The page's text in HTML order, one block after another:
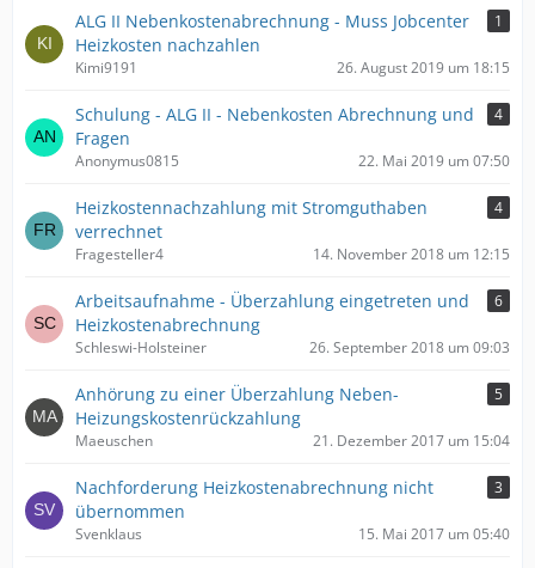
ALG II Nebenkostenabrechnung - Muss Jobcenter
Heizkosten nachzahlen
1
Kimi9191 26. August 2019 um 18:15
Schulung - ALG II - Nebenkosten Abrechnung und
Fragen
4
Anonymus0815 22. Mai 2019 um 07:50
Heizkostennachzahlung mit Stromguthaben
verrechnet
4
Fragesteller4 14. November 2018 um 12:15
Arbeitsaufnahme - Überzahlung eingetreten und
Heizkostenabrechnung
6
Schleswi-Holsteiner 26. September 2018 um 09:03
Anhörung zu einer Überzahlung Neben-
Heizungskostenrückzahlung
5
Maeuschen 21. Dezember 2017 um 15:04
Nachforderung Heizkostenabrechnung nicht
übernommen
3
Svenklaus 15. Mai 2017 um 05:40